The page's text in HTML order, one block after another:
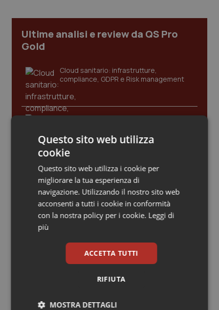
Liguria
Lombardia
Marche
Molise
Piemonte
Provincia Autonoma di Bolzano
Provincia Autonoma di Trento
Puglia
Sardegna
Disturbi dell’umore
Dolore
Donna & Salute
Epatiti
HIV
Infezioni & Febbre
Ipertensione & Scompenso
Malattie rare
Malattia di Crohn & Rettocolite Ulcerosa
Ultime analisi e review da QS Pro
Gold
Cloud sanitario: infrastrutture,
compliance, GDPR e Risk management
Gestione dell'Ipertensione resistente:
Leadership Infermieristica 2026: nuovi
modelli di responsabilità e autonomia
Leadership Medica 2026: guidare team
clinici ad alte prestazioni
AI e telemedicina nello studio
uso protetto
Questo sito web utilizza
cookie
Questo sito web utilizza i cookie per
migliorare la tua esperienza di
navigazione. Utilizzando il nostro sito web
acconsenti a tutti i cookie in conformità
con la nostra policy per i cookie. Leggi di
più
ACCETTA TUTTI
RIFIUTA
MOSTRA DETTAGLI